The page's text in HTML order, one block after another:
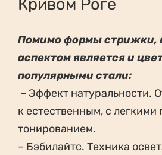
Кривом Роге
Помимо формы
аспектом является и
популярными стали:
– Эффект натуральности.
к естественным, с легкими
тонированием.
– Бэбилайтс. Техника